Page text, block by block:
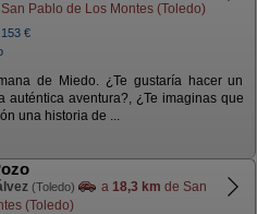
Pablo de Los Montes (Toledo)
153 €
de Miedo. ¿Te gustaría hacer un
auténtica aventura?, ¿Te imaginas que
una historia de ...
(Toledo) a 18,3 km de San
(Toledo)